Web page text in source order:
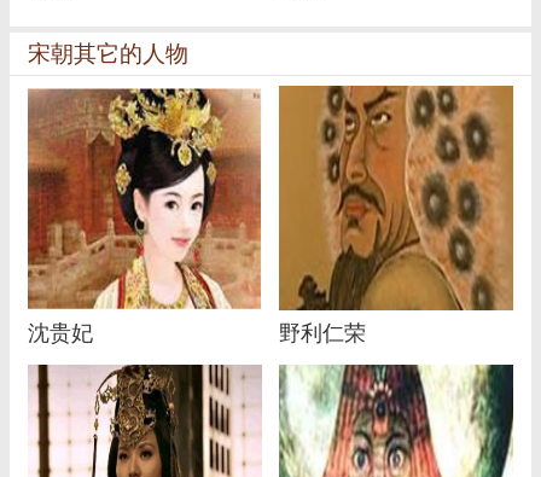
宋朝其它的人物
沈贵妃 野利仁荣